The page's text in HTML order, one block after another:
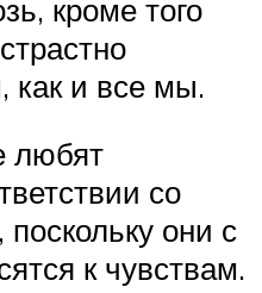
кроме того
как и все мы.
любят
со
они с
к чувствам.